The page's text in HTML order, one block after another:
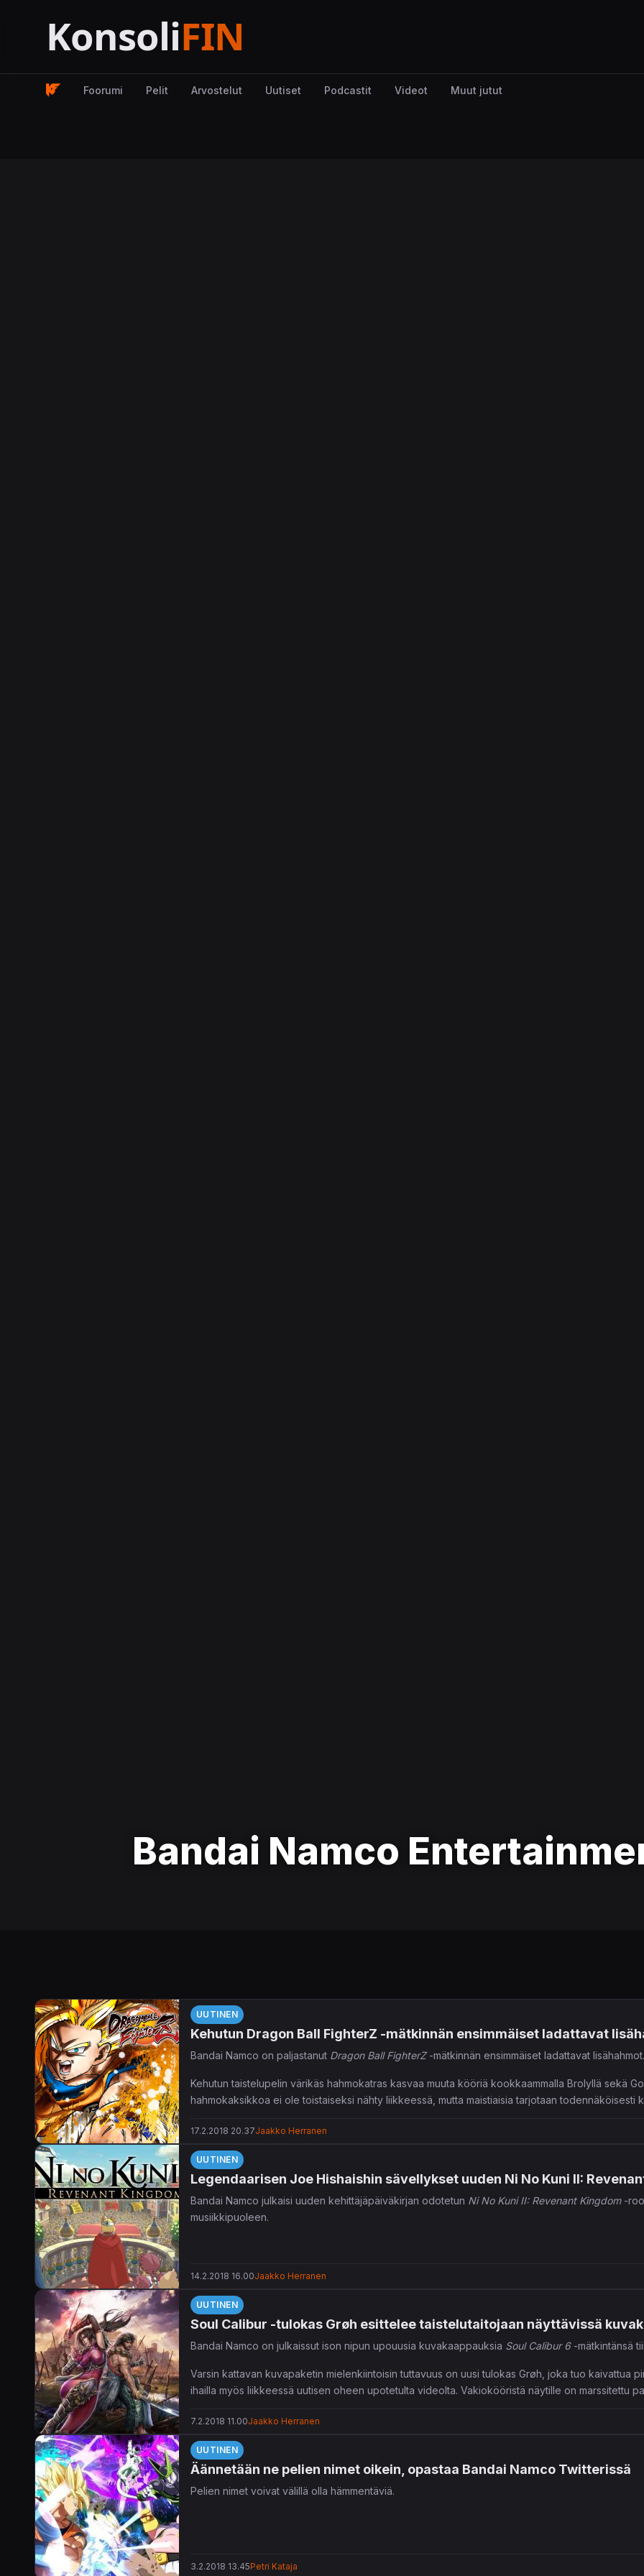
Foorumi Pelit Arvostelut Uutiset Podcastit Videot Muut jutut
Bandai Namco
UUTINEN
Kehutun Dragon Ball FighterZ -mätkinnän ensimmäiset ladattavat
Bandai Namco on paljastanut Dragon Ball FighterZ-mätkinnän ensimmäiset ladattavat lisähahmot.
Kehutun taistelupelin värikäs hahmokatras kasvaa muuta kööriä kookkaammalla Brolyllä sekä
hahmokaksikkoa ei ole toistaiseksi nähty liikkeessä, mutta maistiaisia tarjotaan todennäköisesti
17.2.2018 20.37Jaakko Herranen
UUTINEN
Legendaarisen Joe Hishaishin sävellykset uuden Ni No Kuni II:
Bandai Namco julkaisi uuden kehittäjäpäiväkirjan odotetun Ni No Kuni II: Revenant Kingdom-
musiikkipuoleen.
14.2.2018 16.00Jaakko Herranen
UUTINEN
Soul Calibur -tulokas Grøh esittelee taistelutaitojaan näyttävissä
Bandai Namco on julkaissut ison nipun upouusia kuvakaappauksia Soul Calibur 6-mätkintänsä
Varsin kattavan kuvapaketin mielenkiintoisin tuttavuus on uusi tulokas Grøh, joka tuo kaivattua
ihailla myös liikkeessä uutisen oheen upotetulta videolta. Vakiokööristä näytille on marssitettu
7.2.2018 11.00Jaakko Herranen
UUTINEN
Äännetään ne pelien nimet oikein, opastaa Bandai Namco Twitterissä
Pelien nimet voivat välillä olla hämmentäviä.
3.2.2018 13.45Petri Kataja